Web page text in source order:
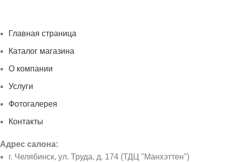
Главная страница
Каталог магазина
О компании
Услуги
Фотогалерея
Контакты
Адрес салона:
г. Челябинск, ул. Труда, д. 174 (ТДЦ "Манхэттен")